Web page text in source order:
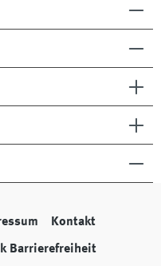
Kontakt
Barrierefreiheit